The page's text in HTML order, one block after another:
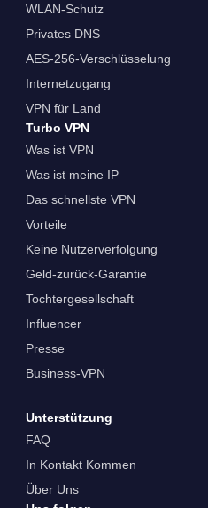
WLAN-Schutz
Privates DNS
AES-256-Verschlüsselung
Internetzugang
VPN für Land
Turbo VPN
Was ist VPN
Was ist meine IP
Das schnellste VPN
Vorteile
Keine Nutzerverfolgung
Geld-zurück-Garantie
Tochtergesellschaft
Influencer
Presse
Business-VPN
Unterstützung
FAQ
In Kontakt Kommen
Über Uns